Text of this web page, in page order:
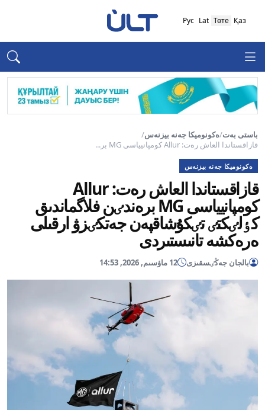
Қаз
Төте
Lat
Рус
باستى بەت/ەكونوميكا جەنە بيزنەس/
قازاقستاندا العاش رەت: Allur كومپانيياسى MG بر...
ەكونوميكا جەنە بيزنەس
قازاقستاندا العاش رەت: Allur
كومپانيياسى MG برەندٸن فلاگماندىق
كٶلٸكتٸ تٸكۇشاقپەن جەتكٸزۋ ارقىلى
ەرەكشە تانىستىردى
بالجان جەڭٸسقىزى 12 ماۋسىم, 2026, 14:53